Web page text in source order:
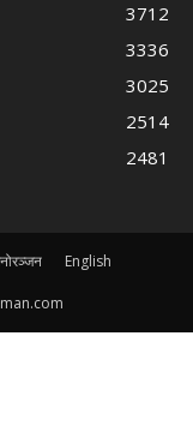
3712
3336
3025
2514
2481
English